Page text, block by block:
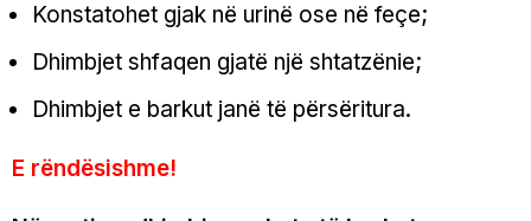
Konstatohet gjak në urinë ose në feçe;
Dhimbjet shfaqen gjatë një shtatzënie;
Dhimbjet e barkut janë të përsëritura.
E rëndësishme!